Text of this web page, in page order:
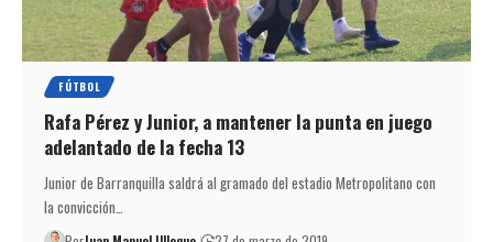
FÚTBOL
Rafa Pérez y Junior, a mantener la punta en juego
adelantado de la fecha 13
Junior de Barranquilla saldrá al gramado del estadio Metropolitano con
la convicción…